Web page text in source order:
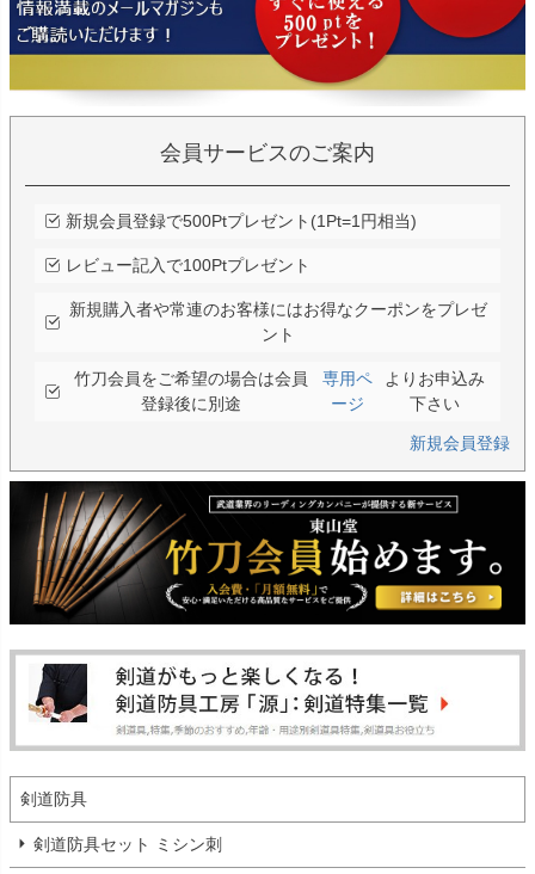
会員サービスのご案内
新規会員登録で500Ptプレゼント(1Pt=1円相当)
レビュー記入で100Ptプレゼント
新規購入者や常連のお客様にはお得なクーポンをプレゼ
ント
竹刀会員をご希望の場合は会員
登録後に別途
専用ペ
ージ
よりお申込み
下さい
新規会員登録
剣道防具
剣道防具セット ミシン刺